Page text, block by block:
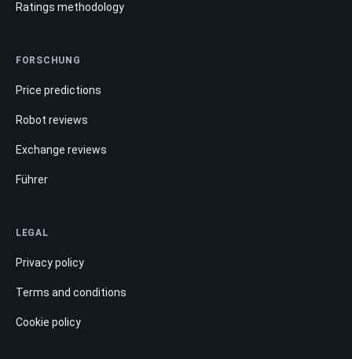
Ratings methodology
FORSCHUNG
Price predictions
Robot reviews
Exchange reviews
Führer
LEGAL
Privacy policy
Terms and conditions
Cookie policy